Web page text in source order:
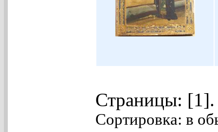
Страницы:
Сортировка: в